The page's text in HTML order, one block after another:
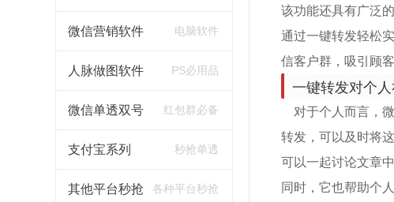
微信营销软件 电脑软件
人脉做图软件 PS必用品
微信单透双号 红包群必备
支付宝系列 秒抢单透
其他平台秒抢 各种平台秒抢
该功能还具有广泛
通过一键转发轻松
信客户群，吸引顾
一键转发对个
对于个人而言，
转发，可以及时将
可以一起讨论文章
同时，它也帮助个